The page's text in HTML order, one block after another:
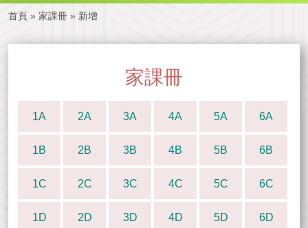
首頁 » 家課冊 » 新增
家課冊
1A 2A 3A 4A 5A 6A
1B 2B 3B 4B 5B 6B
1C 2C 3C 4C 5C 6C
1D 2D 3D 4D 5D 6D